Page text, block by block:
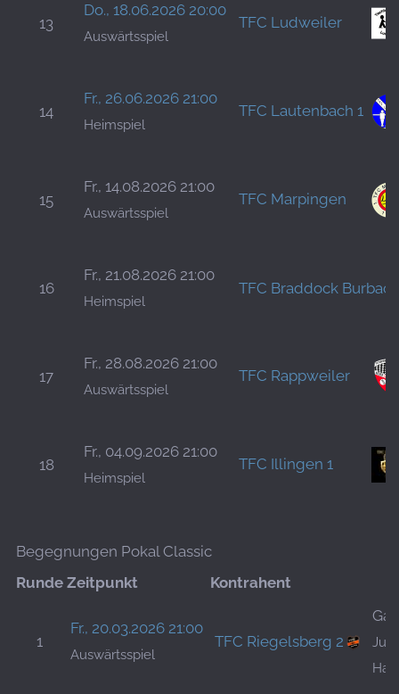
13
Do., 18.06.2026 20:00
Auswärtsspiel
TFC Ludweiler
14
Fr., 26.06.2026 21:00
Heimspiel
TFC Lautenbach 1
15
Fr., 14.08.2026 21:00
Auswärtsspiel
TFC Marpingen
16
Fr., 21.08.2026 21:00
Heimspiel
TFC Braddock
17
Fr., 28.08.2026 21:00
Auswärtsspiel
TFC Rappweiler
18
Fr., 04.09.2026 21:00
Heimspiel
TFC Illingen 1
Begegnungen Pokal Classic
Runde Zeitpunkt Kontrahent
1
Fr., 20.03.2026 21:00
Auswärtsspiel
TFC Riegelsberg 2